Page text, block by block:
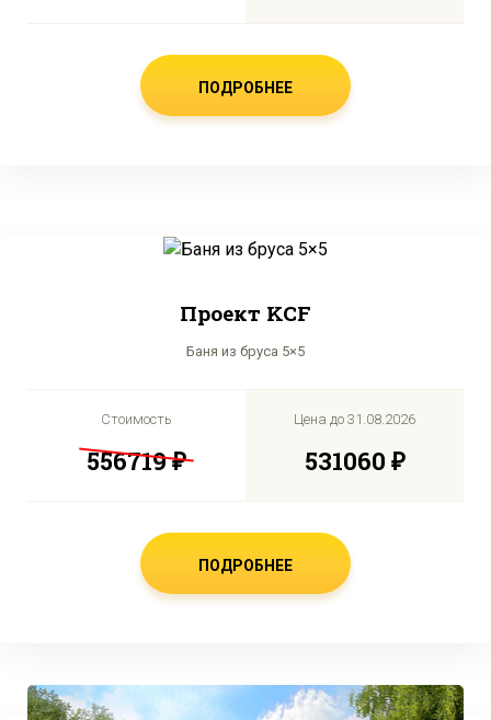
ПОДРОБНЕЕ
Проект KCF
Баня из бруса 5×5
Стоимость
556719 ₽
Цена до 31.08.2026
531060 ₽
ПОДРОБНЕЕ